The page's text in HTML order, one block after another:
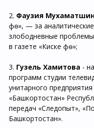
2. Фаузия
Өфө», — за
злободневные
в газете «Киске Өфө»;
3. Гузель Хамитова -
программ студии
унитарного
«Башкортостан»
передач «Следопыт»,
Башкортостан».